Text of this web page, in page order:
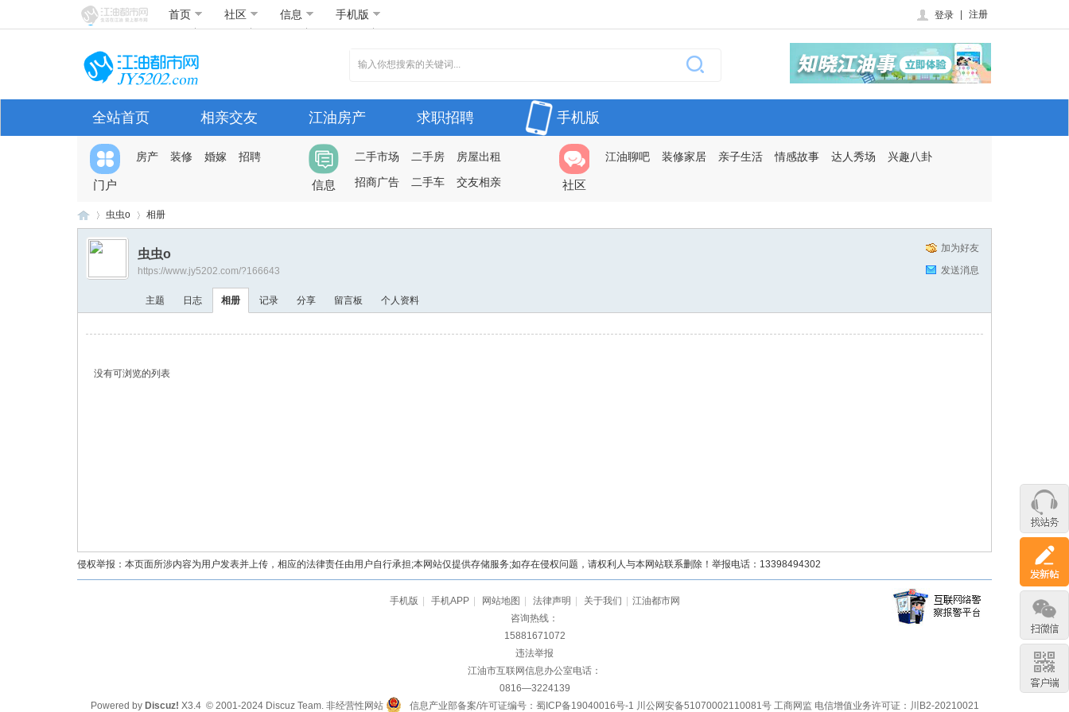
首页 社区 信息 手机版 登录 注册
全站首页 相亲交友 江油房产 求职招聘 手机版
门户
房产 装修 婚嫁 招聘
信息
二手市场 二手房
房屋出租
招商广告
二手车 交友相亲 社区
江油聊吧 装修家居 亲子生活 情感故事 达人秀场 兴趣八卦
›
虫虫o 相册
加为好友
发送消息
虫虫o
https://www.jy5202.com/?166643
主题 日志 相册 记录 分享 留言板 个人资料
没有可浏览的列表
侵权举报：本页面所涉内容为用户发表并上传，相应的法律责任由用户自行承担;本网站仅提供存储服务;如存在侵权问题，请权利人与本网站联系删除！举报电话：13398494302
手机版 手机APP 网站地图 法律声明 关于我们
江油都市网
咨询热线：
15881671072
违法举报
江油市互联网信息办公室电话：
0816—3224139
Powered by Discuz! X3.4© 2001-2024 Discuz Team.非经营性网站 信息产业部备案/许可证编号：蜀ICP备19040016号-1 川公网安备51070002110081号 工商网监 电信增值业务许可证：川B2-20210021